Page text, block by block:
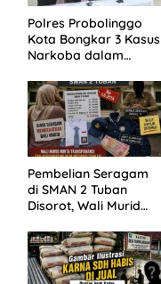
Polres Probolinggo
Kota Bongkar 3 Kasus
Narkoba dalam
Sabu Disita
Pembelian Seragam
di SMAN 2 Tuban
Disorot, Wali Murid
Rp1,6 Juta